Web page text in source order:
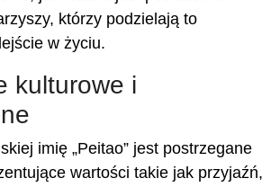
którzy podzielają to
w życiu.
kulturowe i
imię „Peitao” jest postrzegane
wartości takie jak przyjaźń,